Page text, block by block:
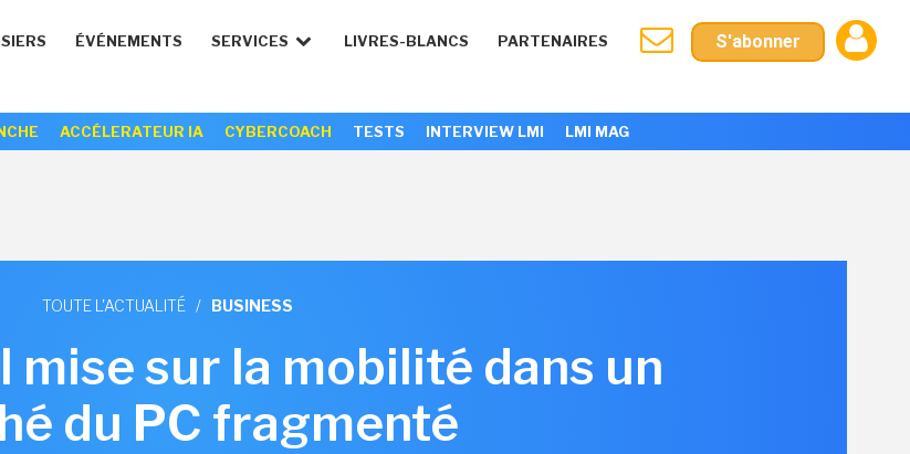
ÉVÉNEMENTS SERVICES LIVRES-BLANCS PARTENAIRES S'abonner
ACCÉLERATEUR IA CYBERCOACH TESTS INTERVIEW LMI LMI MAG
TOUTE L'ACTUALITÉ / BUSINESS
mise sur la mobilité dans un
du PC fragmenté